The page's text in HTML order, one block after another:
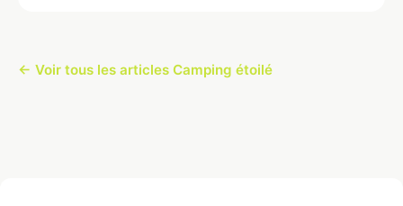
← Voir tous les articles Camping étoilé